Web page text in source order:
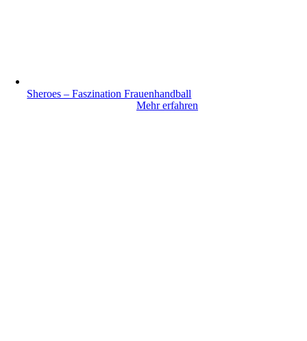
Sheroes – Faszination Frauenhandball
Mehr erfahren